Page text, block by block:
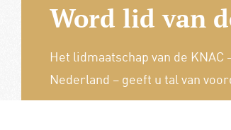
Word lid van
Het lidmaatschap van de
Nederland – geeft u tal van